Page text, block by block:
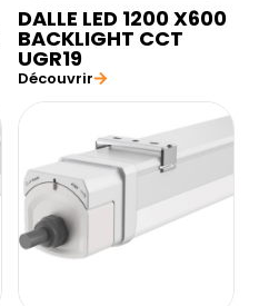
DALLE LED 1200 X600
BACKLIGHT CCT
UGR19
Découvrir